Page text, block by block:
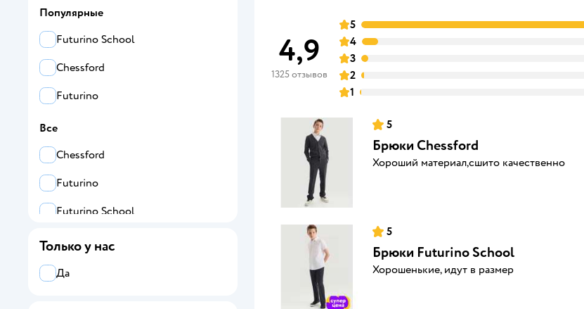
4,9
1325 отзывов
5
4
3
2
1
5
Брюки Chessford
Хороший материал,сшито качественно
5
Брюки Futurino School
Хорошенькие, идут в размер
Популярные
Futurino School
Chessford
Futurino
Все
Chessford
Futurino
Futurino School
Только у нас
Да